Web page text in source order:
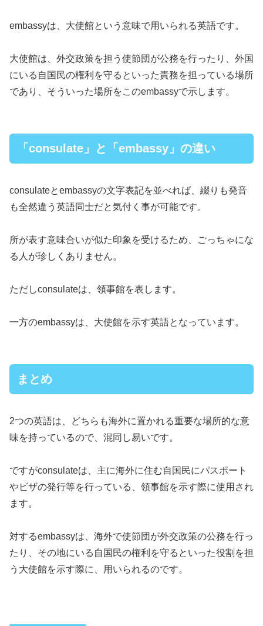
embassyは、大使館という意味で用いられる英語です。
大使館は、外交政策を担う使節団が公務を行ったり、外国
にいる自国民の権利を守るといった責務を担っている場所
であり、そういった場所をこのembassyで示します。
「consulate」と「embassy」の違い
consulateとembassyの文字表記を並べれば、綴りも発音
も全然違う英語同士だと気付く事が可能です。
所が表す意味合いが似た印象を受けるため、ごっちゃにな
る人が珍しくありません。
ただしconsulateは、領事館を表します。
一方のembassyは、大使館を示す英語となっています。
まとめ
2つの英語は、どちらも海外に置かれる重要な場所的な意
味を持っているので、混同し易いです。
ですがconsulateは、主に海外に住む自国民にパスポート
やビザの発行等を行っている、領事館を示す際に使用され
ます。
対するembassyは、海外で使節団が外交政策の公務を行っ
たり、その地にいる自国民の権利を守るといった役割を担
う大使館を示す際に、用いられるのです。